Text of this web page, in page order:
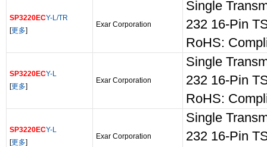
SP3220ECY-L/TR
[更多]
Exar Corporation
Single
232 16-Pin
RoHS:
SP3220ECY-L
[更多]
Exar Corporation
Single
232 16-Pin
RoHS:
SP3220ECY-L
[更多]
Exar Corporation
Single
232 16-Pin